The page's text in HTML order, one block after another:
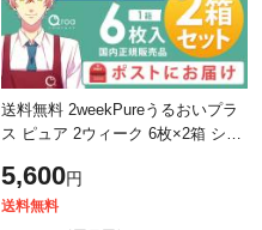
送料無料 2weekPureうるおいプラ
ス ピュア 2ウィーク 6枚×2箱 シー
5,600円
送料無料